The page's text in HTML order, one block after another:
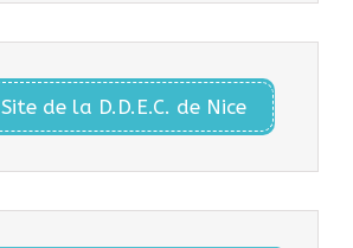
Site de la D.D.E.C. de Nice